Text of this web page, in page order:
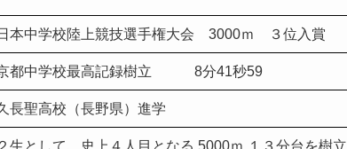
本中学校陸上競技選手権大会 3000ｍ ３位入賞
都中学校最高記録樹立 8分41秒59
長聖高校（長野県）進学
生として、史上４人目となる 5000ｍ １３分台を樹立